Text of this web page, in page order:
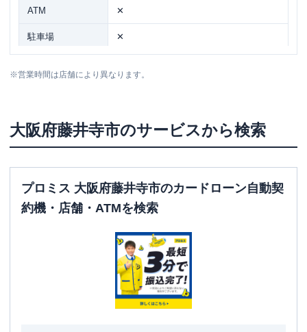
ATM ✕
駐車場 ✕
※営業時間は店舗により異なります。
大阪府藤井寺市のサービスから検索
プロミス 大阪府藤井寺市のカードローン自動契
約機・店舗・ATMを検索